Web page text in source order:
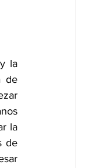
la
de
la
de